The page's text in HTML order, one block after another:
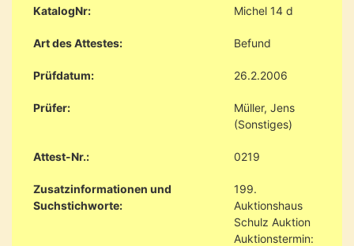
KatalogNr: Michel 14 d
Art des Attestes: Befund
Prüfdatum: 26.2.2006
Prüfer:
Müller, Jens
(Sonstiges)
Attest-Nr.: 0219
Zusatzinformationen und
Suchstichworte:
199.
Auktionshaus
Schulz Auktion
Auktionstermin: